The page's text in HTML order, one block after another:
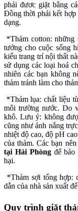
phải đươc giặt bằng
Đồng thời phải kết hợp
dạng.
*Thảm cotton: những
tưởng cho cuộc sống
kiểu trang trí nội thất
sử dụng các loại hoá
nhiên các bạn không
thảm tránh làm cho
*Thảm lụa: chất liệu
môi trường nước. Do
khô. Lưu ý: không
cũng như ánh nắng
nhiệt độ cao, độ pH
của thảm. Các bạn
tại Hải Phòngđể bảo
hại.
*Thảm sợi tổng hợp:
dẫn của nhà sản xuất
Quy trình giặt